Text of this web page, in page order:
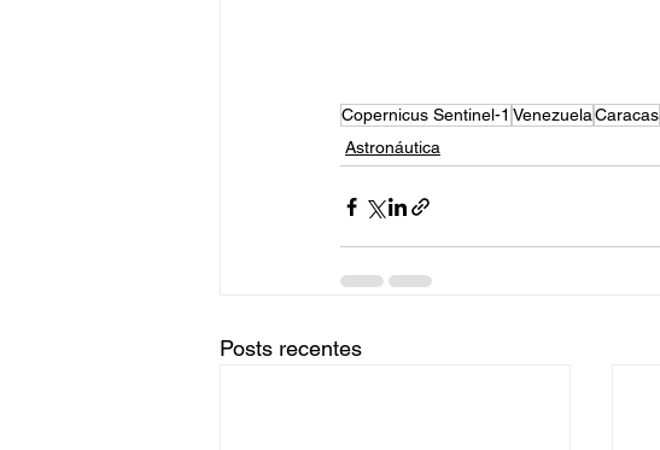
Copernicus Sentinel-1 VenezuelaCaracas
Astronáutica
Posts recentes